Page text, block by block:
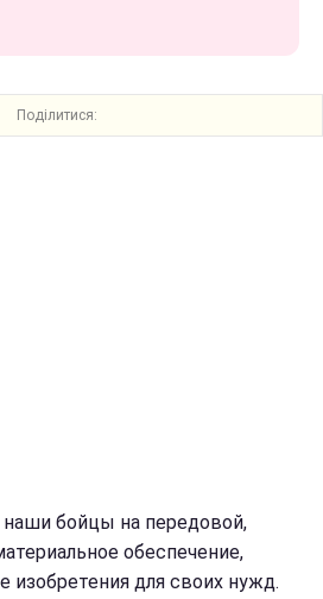
Поділитися:
наши бойцы на передовой,
обеспечение,
для своих нужд.